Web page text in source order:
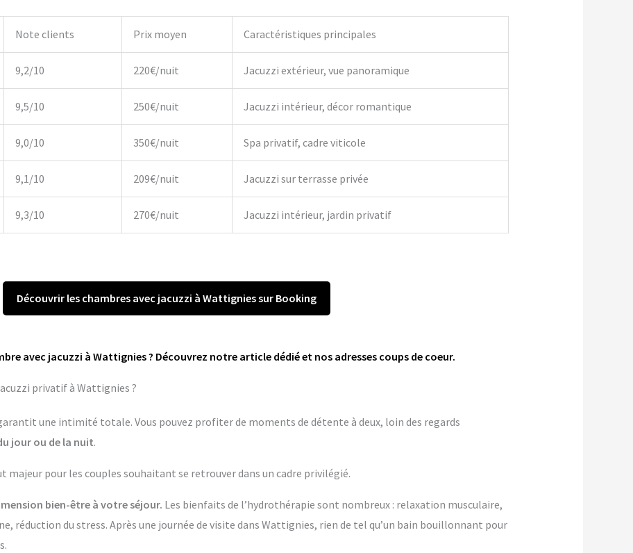
Note clients Prix moyen Caractéristiques principales
9,2/10 220€/nuit Jacuzzi extérieur, vue panoramique
9,5/10 250€/nuit Jacuzzi intérieur, décor romantique
9,0/10 350€/nuit Spa privatif, cadre viticole
9,1/10 209€/nuit Jacuzzi sur terrasse privée
9,3/10 270€/nuit Jacuzzi intérieur, jardin privatif
Découvrir les chambres avec jacuzzi à Wattignies sur Booking
avec jacuzzi à Wattignies ? Découvrez notre article dédié et nos adresses coups de coeur.
privatif à Wattignies ?
une intimité totale. Vous pouvez profiter de moments de détente à deux, loin des regards
jour ou de la nuit.
pour les couples souhaitant se retrouver dans un cadre privilégié.
bien-être à votre séjour. Les bienfaits de l’hydrothérapie sont nombreux : relaxation musculaire,
réduction du stress. Après une journée de visite dans Wattignies, rien de tel qu’un bain bouillonnant pour